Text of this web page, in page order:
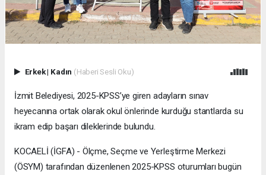
Erkek| Kadın (Haberi Sesli Oku)
İzmit Belediyesi, 2025-KPSS’ye giren adayların sınav
heyecanına ortak olarak okul önlerinde kurduğu stantlarda su
ikram edip başarı dileklerinde bulundu.
KOCAELİ (İGFA) - Ölçme, Seçme ve Yerleştirme Merkezi
(ÖSYM) tarafından düzenlenen 2025-KPSS oturumları bugün